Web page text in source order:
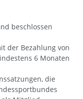
beschlossen
der Bezahlung von
6 Monaten
die